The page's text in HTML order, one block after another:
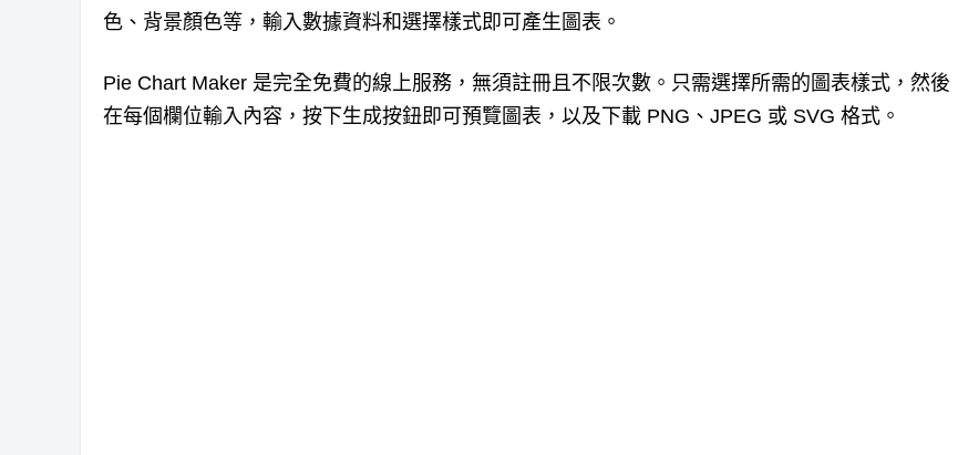
色、背景顏色等，輸入數據資料和選擇樣式即可產生圖表。
Pie Chart Maker 是完全免費的線上服務，無須註冊且不限次數。只需選擇所需的圖表樣式，然後
在每個欄位輸入內容，按下生成按鈕即可預覽圖表，以及下載 PNG、JPEG 或 SVG 格式。